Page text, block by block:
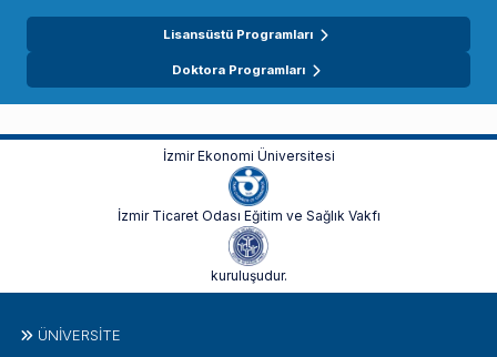
Lisansüstü Programları
Doktora Programları
İzmir Ekonomi Üniversitesi
İzmir Ticaret Odası Eğitim ve Sağlık Vakfı
kuruluşudur.
ÜNIVERSITE